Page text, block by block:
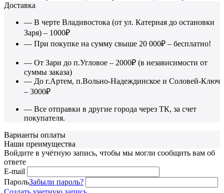
Доставка
— В черте Владивостока (от ул. Катерная до остановки
Заря) – 1000₽
— При покупке на сумму свыше 20 000₽ – бесплатно!
— От Зари до п.Угловое – 2000₽ (в независимости от
суммы заказа)
— До г.Артем, п.Вольно-Надеждинское и Соловей-Ключ
– 3000₽
— Все отправки в другие города через ТК, за счет
покупателя.
Варианты оплаты
Наши преимущества
Войдите в учётную запись, чтобы мы могли сообщить вам об
ответе
E-mail
ПарольЗабыли пароль?